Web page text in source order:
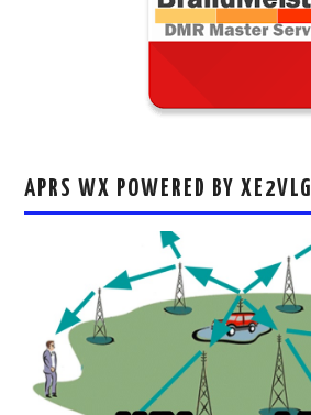
APRS WX POWERED BY XE2VLG